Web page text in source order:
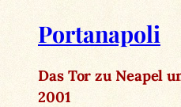
Portanapoli
Das Tor zu Neapel
2001